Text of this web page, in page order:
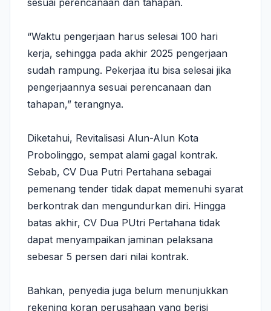
sesuai perencanaan dan tahapan.
“Waktu pengerjaan harus selesai 100 hari
kerja, sehingga pada akhir 2025 pengerjaan
sudah rampung. Pekerjaa itu bisa selesai jika
pengerjaannya sesuai perencanaan dan
tahapan,” terangnya.
Diketahui, Revitalisasi Alun-Alun Kota
Probolinggo, sempat alami gagal kontrak.
Sebab, CV Dua Putri Pertahana sebagai
pemenang tender tidak dapat memenuhi syarat
berkontrak dan mengundurkan diri. Hingga
batas akhir, CV Dua PUtri Pertahana tidak
dapat menyampaikan jaminan pelaksana
sebesar 5 persen dari nilai kontrak.
Bahkan, penyedia juga belum menunjukkan
rekening koran perusahaan yang berisi